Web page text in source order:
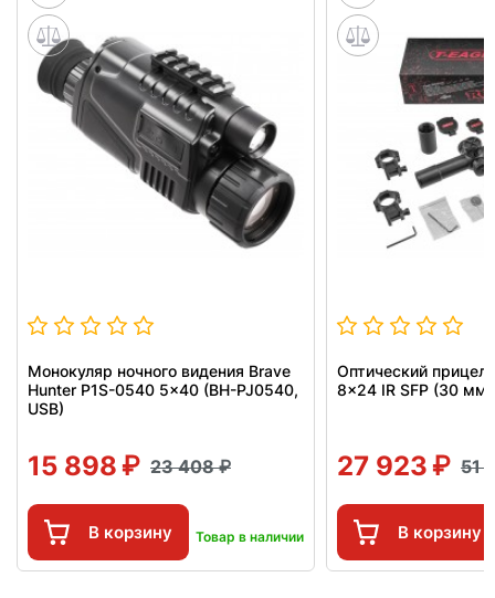
Монокуляр ночного видения Brave
Hunter P1S-0540 5x40 (BH-PJ0540,
USB)
15 898 23 408
В корзину Товар в наличии
Оптический прицел
8x24 IR SFP (30 мм,
27 923 51
В корзину